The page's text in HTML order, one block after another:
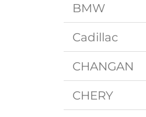
BMW
Cadillac
CHANGAN
CHERY